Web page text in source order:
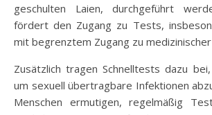
geschulten Laien, durchgeführt
fördert den Zugang zu Tests,
mit begrenztem Zugang zu
Zusätzlich tragen Schnelltests dazu
um sexuell übertragbare Infektionen
Menschen ermutigen, regelmäßig